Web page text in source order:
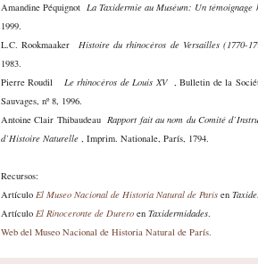
Amandine PéquignotLa Taxidermie au Muséum: Un témoignage
1999.
L.C. Rookmaaker Histoire du rhinocéros de Versailles (1770-
1983.
Pierre Roudil
Le rhinocéros de Louis XV, Bulletin de la
Sauvages, nº 8, 1996.
Antoine Clair ThibaudeauRapport fait au nom du Comité
d’Histoire Naturelle , Imprim. Nationale, París, 1794.
Recursos:
Artículo El Museo Nacional de Historia Natural de París en
Artículo El Rinoceronte de Durero en Taxidermidades.
Web del Museo Nacional de Historia Natural de París.